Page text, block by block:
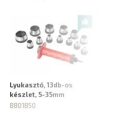
Lyukasztó, 13db-os
készlet, 5-35mm
8801850